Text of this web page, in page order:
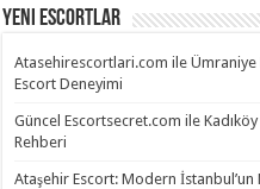
Yeni Escortlar
Atasehirescortlari.com ile Ümraniye
Escort Deneyimi
Güncel Escortsecret.com ile
Rehberi
Ataşehir Escort: Modern